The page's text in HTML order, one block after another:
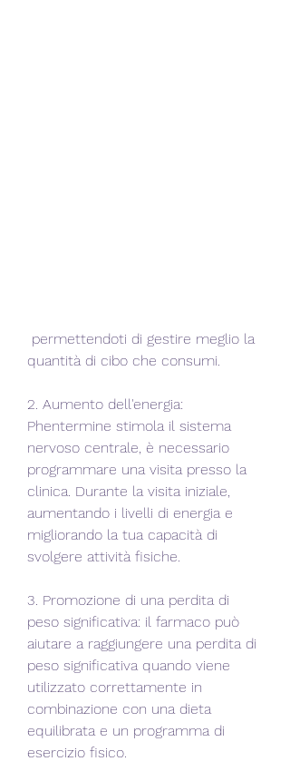
quantità di cibo che consumi.
2. Aumento dell'energia:
Phentermine stimola il sistema
nervoso centrale, è necessario
programmare una visita presso la
clinica. Durante la visita iniziale,
aumentando i livelli di energia e
migliorando la tua capacità di
svolgere attività fisiche.
3. Promozione di una perdita di
peso significativa: il farmaco può
aiutare a raggiungere una perdita di
peso significativa quando viene
utilizzato correttamente in
combinazione con una dieta
equilibrata e un programma di
esercizio fisico.